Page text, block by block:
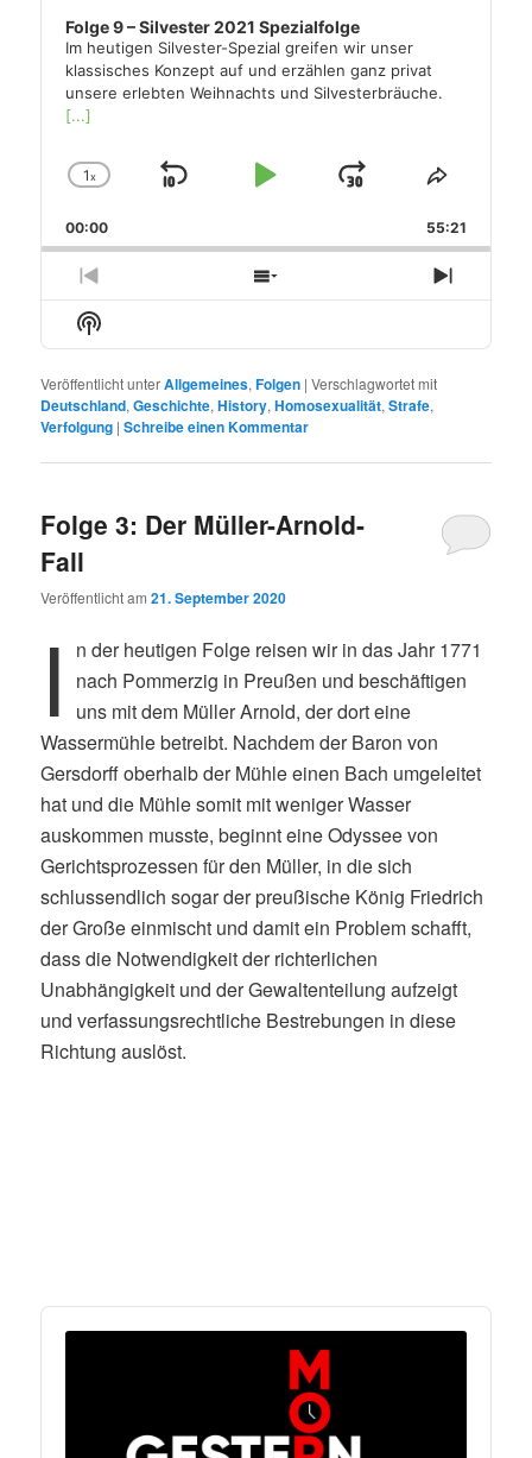
Folge 9 – Silvester 2021 Spezialfolge
Im heutigen Silvester-Spezial greifen wir unser
klassisches Konzept auf und erzählen ganz privat
unsere erlebten Weihnachts und Silvesterbräuche.
[...]
Change
Rate
1x
Skip
Play
Jump
Forward
Share
Episode
00:00 55:21
Previous
Episode
Show
Episodes
Next
Episode
Show
Podcast
Veröffentlicht unterAllgemeines,Folgen |Verschlagwortet mit
Deutschland,Geschichte,History,Homosexualität,Strafe,
Verfolgung |Schreibe einen Kommentar
Folge 3: Der Müller-Arnold-
Fall
Veröffentlicht am21. September 2020
I
n der heutigen Folge reisen wir in das Jahr 1771
nach Pommerzig in Preußen und beschäftigen
uns mit dem Müller Arnold, der dort eine
Wassermühle betreibt. Nachdem der Baron von
Gersdorff oberhalb der Mühle einen Bach umgeleitet
hat und die Mühle somit mit weniger Wasser
auskommen musste, beginnt eine Odyssee von
Gerichtsprozessen für den Müller, in die sich
schlussendlich sogar der preußische König Friedrich
der Große einmischt und damit ein Problem schafft,
dass die Notwendigkeit der richterlichen
Unabhängigkeit und der Gewaltenteilung aufzeigt
und verfassungsrechtliche Bestrebungen in diese
Richtung auslöst.
Audio
Player